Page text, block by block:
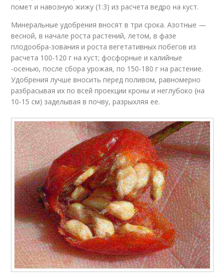
помет и навозную жижу (1:3) из расчета ведро на куст.
Минеральные удобрения вносят в три срока. Азотные —
весной, в начале роста растений, летом, в фазе
плодообра-зования и роста вегетативных побегов из
расчета 100-120 г на куст; фосфорные и калийные
-осенью, после сбора урожая, по 150-180 г на растение.
Удобрения лучше вносить перед поливом, равномерно
разбрасывая их по всей проекции кроны и неглубоко (на
10-15 см) заделывая в почву, разрыхляя ее.